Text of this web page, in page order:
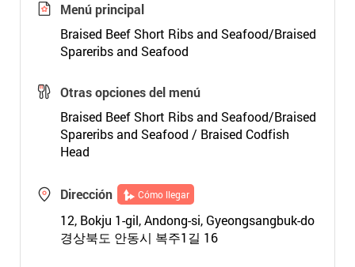
Menú principal
Braised Beef Short Ribs and Seafood/Braised
Spareribs and Seafood
Otras opciones del menú
Braised Beef Short Ribs and Seafood/Braised
Spareribs and Seafood / Braised Codfish
Head
Dirección Cómo llegar
12, Bokju 1-gil, Andong-si, Gyeongsangbuk-do
경상북도 안동시 복주1길 16